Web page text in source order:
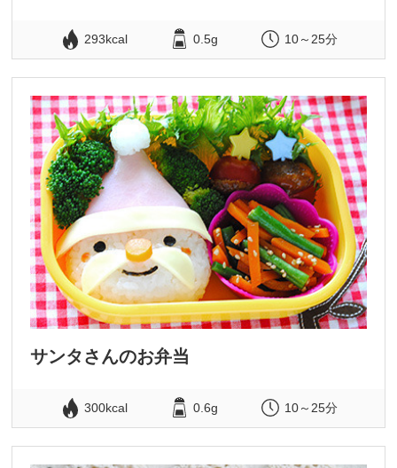
293kcal 0.5g 10～25分
サンタさんのお弁当
300kcal 0.6g 10～25分